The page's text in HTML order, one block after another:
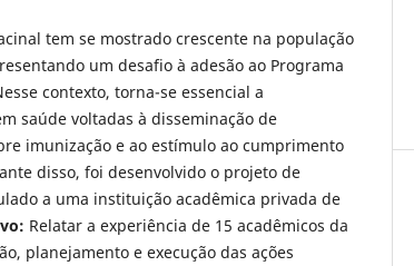
tem se mostrado crescente na população
um desafio à adesão ao Programa
contexto, torna-se essencial a
saúde voltadas à disseminação de
imunização e ao estímulo ao cumprimento
disso, foi desenvolvido o projeto de
a uma instituição acadêmica privada de
Relatar a experiência de 15 acadêmicos da
planejamento e execução das ações